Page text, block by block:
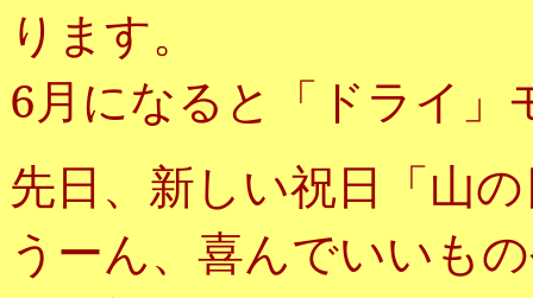
ります。
6月になると「ドライ
先日、新しい祝日「山
うーん、喜んでいいも